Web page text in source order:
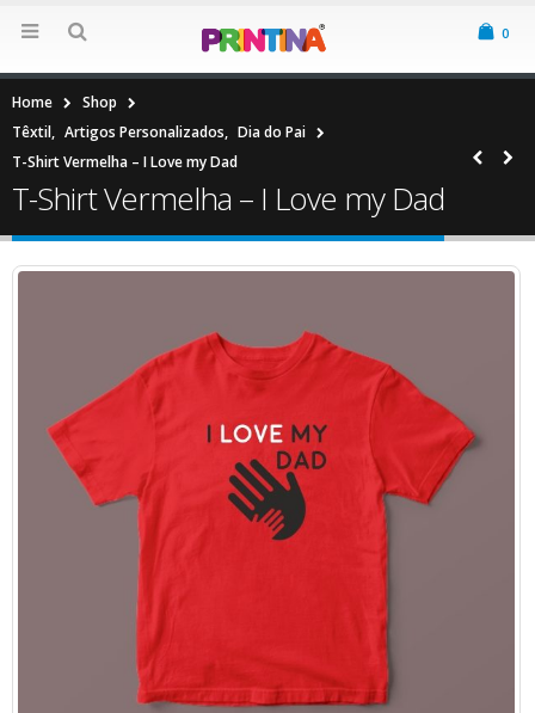
0
Home
Shop
Têxtil, Artigos Personalizados, Dia do Pai
T-Shirt Vermelha – I Love my Dad
T-Shirt Vermelha – I Love my Dad